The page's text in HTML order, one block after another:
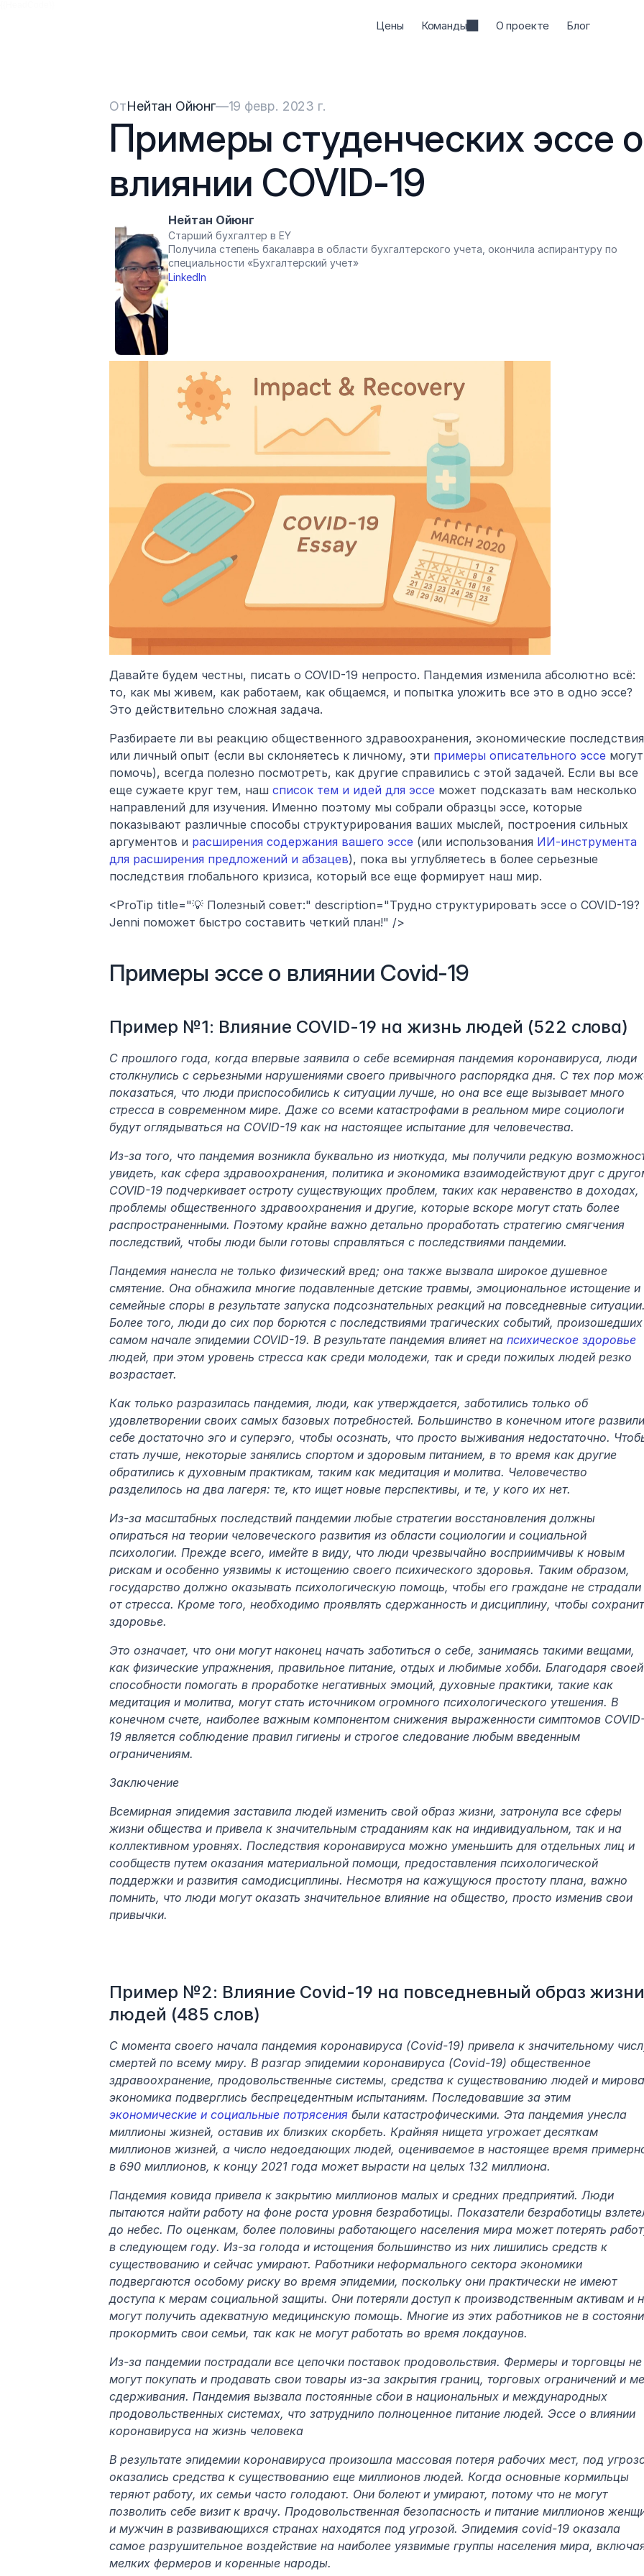
Цены Команды О проекте Блог
ОтНейтан Ойюнг—19 февр. 2023 г.
Примеры студенческих эссе о
влиянии COVID-19
Нейтан Ойюнг
Старший бухгалтер в EY
Получила степень бакалавра в области бухгалтерского учета, окончила аспирантуру по
специальности «Бухгалтерский учет»
LinkedIn
Давайте будем честны, писать о COVID-19 непросто. Пандемия изменила абсолютно всё:
то, как мы живем, как работаем, как общаемся, и попытка уложить все это в одно эссе?
Это действительно сложная задача.
Разбираете ли вы реакцию общественного здравоохранения, экономические последствия
или личный опыт (если вы склоняетесь к личному, эти примеры описательного эссе могут
помочь), всегда полезно посмотреть, как другие справились с этой задачей. Если вы все
еще сужаете круг тем, наш список тем и идей для эссе может подсказать вам несколько
направлений для изучения. Именно поэтому мы собрали образцы эссе, которые
показывают различные способы структурирования ваших мыслей, построения сильных
аргументов и расширения содержания вашего эссе (или использования ИИ-инструмента
для расширения предложений и абзацев), пока вы углубляетесь в более серьезные
последствия глобального кризиса, который все еще формирует наш мир.
<ProTip title="💡 Полезный совет:" description="Трудно структурировать эссе о COVID-19?
Jenni поможет быстро составить четкий план!" />
Примеры эссе о влиянии Covid-19
Пример №1: Влияние COVID-19 на жизнь людей (522 слова)
С прошлого года, когда впервые заявила о себе всемирная пандемия коронавируса, люди
столкнулись с серьезными нарушениями своего привычного распорядка дня. С тех пор
показаться, что люди приспособились к ситуации лучше, но она все еще вызывает много
стресса в современном мире. Даже со всеми катастрофами в реальном мире социологи
будут оглядываться на COVID-19 как на настоящее испытание для человечества.
Из-за того, что пандемия возникла буквально из ниоткуда, мы получили редкую
увидеть, как сфера здравоохранения, политика и экономика взаимодействуют друг с
COVID-19 подчеркивает остроту существующих проблем, таких как неравенство в доходах,
проблемы общественного здравоохранения и другие, которые вскоре могут стать более
распространенными. Поэтому крайне важно детально проработать стратегию смягчения
последствий, чтобы люди были готовы справляться с последствиями пандемии.
Пандемия нанесла не только физический вред; она также вызвала широкое душевное
смятение. Она обнажила многие подавленные детские травмы, эмоциональное истощение и
семейные споры в результате запуска подсознательных реакций на повседневные ситуации.
Более того, люди до сих пор борются с последствиями трагических событий,
самом начале эпидемии COVID-19. В результате пандемия влияет на психическое здоровье
людей, при этом уровень стресса как среди молодежи, так и среди пожилых людей резко
возрастает.
Как только разразилась пандемия, люди, как утверждается, заботились только об
удовлетворении своих самых базовых потребностей. Большинство в конечном итоге
себе достаточно эго и суперэго, чтобы осознать, что просто выживания недостаточно.
стать лучше, некоторые занялись спортом и здоровым питанием, в то время как другие
обратились к духовным практикам, таким как медитация и молитва. Человечество
разделилось на два лагеря: те, кто ищет новые перспективы, и те, у кого их нет.
Из-за масштабных последствий пандемии любые стратегии восстановления должны
опираться на теории человеческого развития из области социологии и социальной
психологии. Прежде всего, имейте в виду, что люди чрезвычайно восприимчивы к новым
рискам и особенно уязвимы к истощению своего психического здоровья. Таким образом,
государство должно оказывать психологическую помощь, чтобы его граждане не страдали
от стресса. Кроме того, необходимо проявлять сдержанность и дисциплину, чтобы
здоровье.
Это означает, что они могут наконец начать заботиться о себе, занимаясь такими вещами,
как физические упражнения, правильное питание, отдых и любимые хобби. Благодаря своей
способности помогать в проработке негативных эмоций, духовные практики, такие как
медитация и молитва, могут стать источником огромного психологического утешения. В
конечном счете, наиболее важным компонентом снижения выраженности симптомов
19 является соблюдение правил гигиены и строгое следование любым введенным
ограничениям.
Заключение
Всемирная эпидемия заставила людей изменить свой образ жизни, затронула все сферы
жизни общества и привела к значительным страданиям как на индивидуальном, так и на
коллективном уровнях. Последствия коронавируса можно уменьшить для отдельных лиц и
сообществ путем оказания материальной помощи, предоставления психологической
поддержки и развития самодисциплины. Несмотря на кажущуюся простоту плана, важно
помнить, что люди могут оказать значительное влияние на общество, просто изменив свои
привычки.
Пример №2: Влияние Covid-19 на повседневный образ жизни
людей (485 слов)
С момента своего начала пандемия коронавируса (Covid-19) привела к значительному
смертей по всему миру. В разгар эпидемии коронавируса (Covid-19) общественное
здравоохранение, продовольственные системы, средства к существованию людей и
экономика подверглись беспрецедентным испытаниям. Последовавшие за этим
экономические и социальные потрясения были катастрофическими. Эта пандемия унесла
миллионы жизней, оставив их близких скорбеть. Крайняя нищета угрожает десяткам
миллионов жизней, а число недоедающих людей, оцениваемое в настоящее время
в 690 миллионов, к концу 2021 года может вырасти на целых 132 миллиона.
Пандемия ковида привела к закрытию миллионов малых и средних предприятий. Люди
пытаются найти работу на фоне роста уровня безработицы. Показатели безработицы
до небес. По оценкам, более половины работающего населения мира может потерять
в следующем году. Из-за голода и истощения большинство из них лишились средств к
существованию и сейчас умирают. Работники неформального сектора экономики
подвергаются особому риску во время эпидемии, поскольку они практически не имеют
доступа к мерам социальной защиты. Они потеряли доступ к производственным активам и
могут получить адекватную медицинскую помощь. Многие из этих работников не в
прокормить свои семьи, так как не могут работать во время локдаунов.
Из-за пандемии пострадали все цепочки поставок продовольствия. Фермеры и торговцы не
могут покупать и продавать свои товары из-за закрытия границ, торговых ограничений и
сдерживания. Пандемия вызвала постоянные сбои в национальных и международных
продовольственных системах, что затруднило полноценное питание людей. Эссе о влиянии
коронавируса на жизнь человека
В результате эпидемии коронавируса произошла массовая потеря рабочих мест, под
оказались средства к существованию еще миллионов людей. Когда основные кормильцы
теряют работу, их семьи часто голодают. Они болеют и умирают, потому что не могут
позволить себе визит к врачу. Продовольственная безопасность и питание миллионов
и мужчин в развивающихся странах находятся под угрозой. Эпидемия covid-19 оказала
самое разрушительное воздействие на наиболее уязвимые группы населения мира,
мелких фермеров и коренные народы.